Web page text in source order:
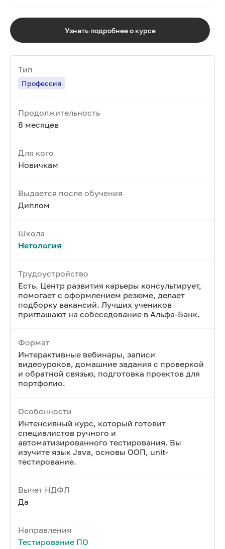
Узнать подробнее о курсе
Тип
Профессия
Продолжительность
8 месяцев
Для кого
Новичкам
Выдается после обучения
Диплом
Школа
Нетология
Трудоустройство
Есть. Центр развития карьеры консультирует,
помогает с оформлением резюме, делает
подборку вакансий. Лучших учеников
приглашают на собеседование в Альфа-Банк.
Формат
Интерактивные вебинары, записи
видеоуроков, домашние задания с проверкой
и обратной связью, подготовка проектов для
портфолио.
Особенности
Интенсивный курс, который готовит
специалистов ручного и
автоматизированного тестирования. Вы
изучите язык Java, основы ООП, unit-
тестирование.
Вычет НДФЛ
Да
Направления
Тестирование ПО